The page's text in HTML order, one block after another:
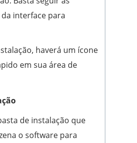
interface para
haverá um ícone
em sua área de
de instalação que
o software para